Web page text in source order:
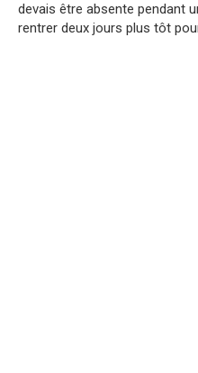
devais être absente pendant
rentrer deux jours plus tôt